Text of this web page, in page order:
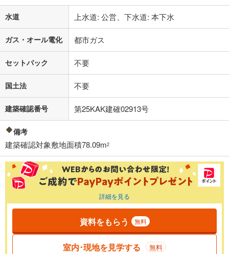
水道 上水道: 公営、下水道: 本下水
ガス・オール電化 都市ガス
セットバック 不要
国土法 不要
建築確認番号 第25KAK建確02913号
備考
建築確認対象敷地面積78.09m2
詳細を見る
資料をもらう 無料
室内･現地を見学する 無料